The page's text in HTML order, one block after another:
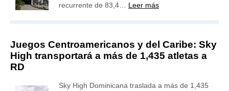
recurrente de 83,4… Leer más
Juegos Centroamericanos y del Caribe: Sky
High transportará a más de 1,435 atletas a
RD
Sky High Dominicana traslada a más de 1,435